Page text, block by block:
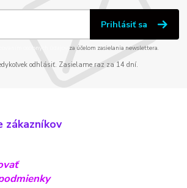
Prihlásiť sa
osobných údajov za účelom zasielania newslettera.
odhlásiť. Zasielame raz za 14 dní.
zákazníkov